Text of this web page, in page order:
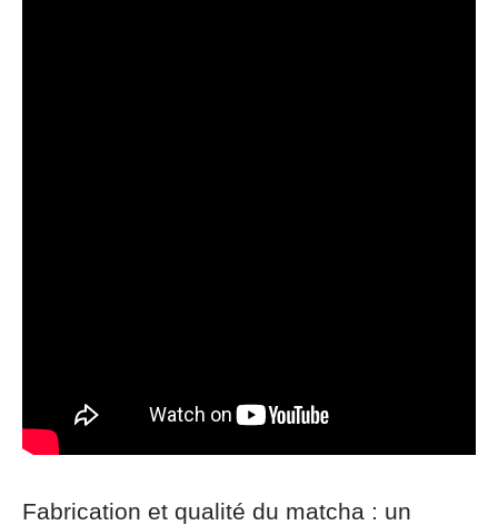
Fabrication et qualité du matcha : un